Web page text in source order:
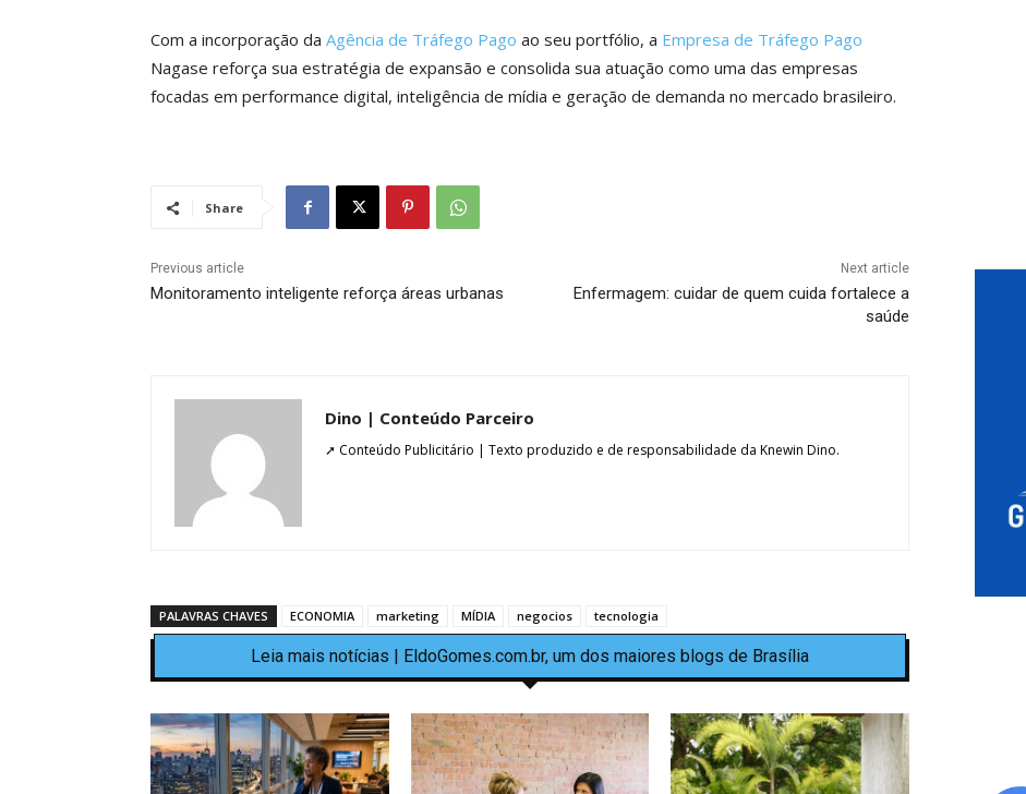
Com a incorporação da Agência de Tráfego Pago ao seu portfólio, a Empresa de Tráfego Pago
Nagase reforça sua estratégia de expansão e consolida sua atuação como uma das empresas
focadas em performance digital, inteligência de mídia e geração de demanda no mercado brasileiro.
Share
Previous article
Monitoramento inteligente reforça áreas urbanas
Next article
Enfermagem: cuidar de quem cuida fortalece a
saúde
Dino | Conteúdo Parceiro
➚ Conteúdo Publicitário | Texto produzido e de responsabilidade da Knewin Dino.
PALAVRAS CHAVES ECONOMIA marketing MÍDIA negocios tecnologia
Leia mais notícias | EldoGomes.com.br, um dos maiores blogs de Brasília